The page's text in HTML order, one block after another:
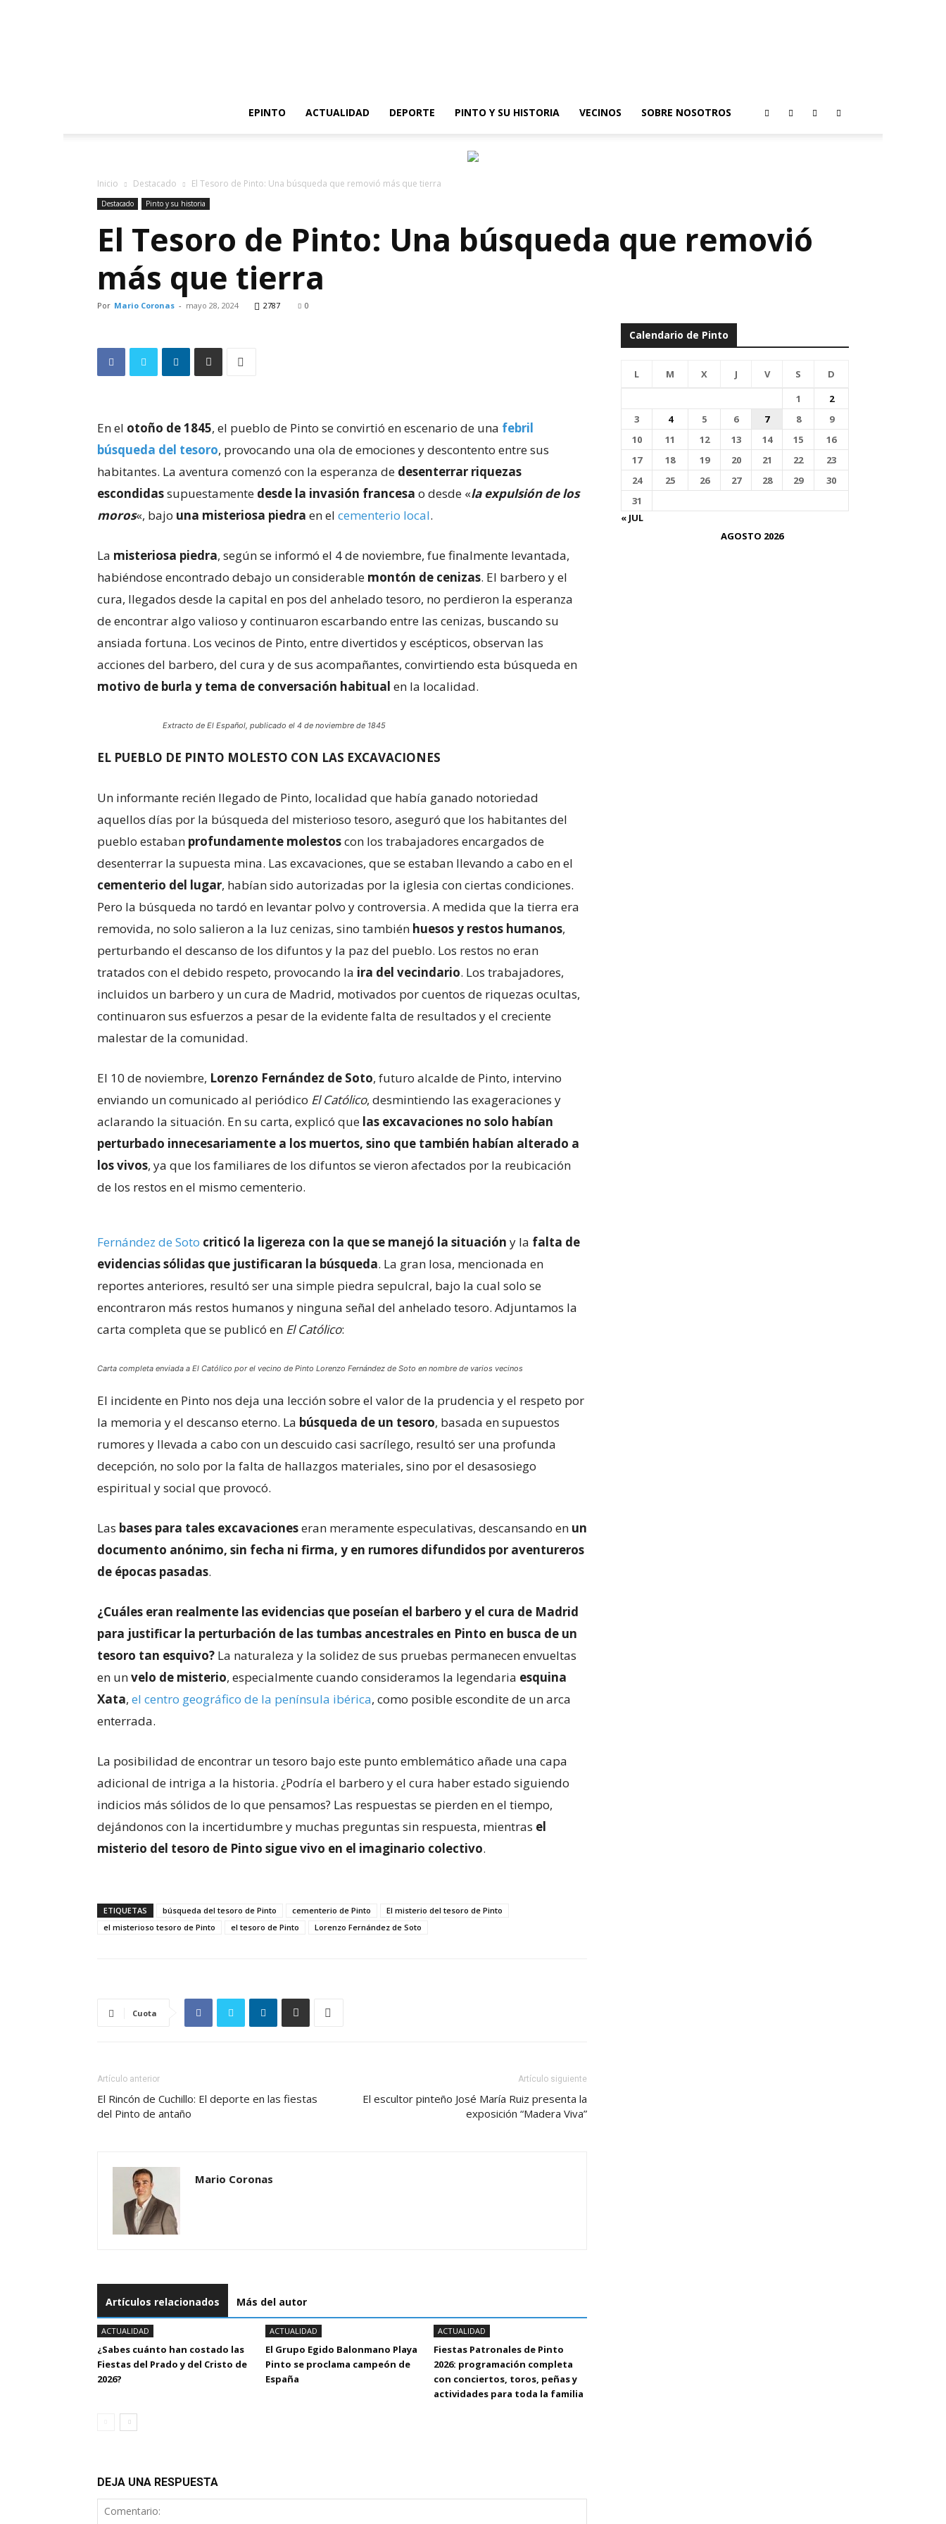
EPINTO
ACTUALIDAD DEPORTE PINTO Y SU HISTORIA VECINOS SOBRE NOSOTROS
Inicio Destacado El Tesoro de Pinto: Una búsqueda que removió más que tierra
Destacado Pinto y su historia
El Tesoro de Pinto: Una búsqueda que removió
más que tierra
Por Mario Coronas - mayo 28, 2024 2787 0
En el otoño de 1845, el pueblo de Pinto se convirtió en escenario de una febril
búsqueda del tesoro, provocando una ola de emociones y descontento entre sus
habitantes. La aventura comenzó con la esperanza de desenterrar riquezas
escondidassupuestamente desde la invasión francesa o desde «la expulsión de los
moros«, bajo una misteriosa piedra en el cementerio local.
La misteriosa piedra, según se informó el 4 de noviembre, fue finalmente levantada,
habiéndose encontrado debajo un considerable montón de cenizas. El barbero y el
cura, llegados desde la capital en pos del anhelado tesoro, no perdieron la esperanza
de encontrar algo valioso y continuaron escarbando entre las cenizas, buscando su
ansiada fortuna. Los vecinos de Pinto, entre divertidos y escépticos, observan las
acciones del barbero, del cura y de sus acompañantes, convirtiendo esta búsqueda en
motivo de burla y tema de conversación habitual en la localidad.
Extracto de El Español, publicado el 4 de noviembre de 1845
EL PUEBLO DE PINTO MOLESTO CON LAS EXCAVACIONES
Un informante recién llegado de Pinto, localidad que había ganado notoriedad
aquellos días por la búsqueda del misterioso tesoro, aseguró que los habitantes del
pueblo estaban profundamente molestoscon los trabajadores encargados de
desenterrar la supuesta mina. Las excavaciones, que se estaban llevando a cabo en el
cementerio del lugar, habían sido autorizadas por la iglesia con ciertas condiciones.
Pero la búsqueda no tardó en levantar polvo y controversia. A medida que la tierra era
removida, no solo salieron a la luz cenizas, sino también huesos y restos humanos,
perturbando el descanso de los difuntos y la paz del pueblo. Los restos no eran
tratados con el debido respeto, provocando la ira del vecindario. Los trabajadores,
incluidos un barbero y un cura de Madrid, motivados por cuentos de riquezas ocultas,
continuaron sus esfuerzos a pesar de la evidente falta de resultados y el creciente
malestar de la comunidad.
El 10 de noviembre, Lorenzo Fernández de Soto, futuro alcalde de Pinto, intervino
enviando un comunicado al periódico El Católico, desmintiendo las exageraciones y
aclarando la situación. En su carta, explicó que las excavaciones no solo habían
perturbado innecesariamente a los muertos, sino que también habían alterado a
los vivos, ya que los familiares de los difuntos se vieron afectados por la reubicación
de los restos en el mismo cementerio.
Fernández de Soto criticó la ligereza con la que se manejó la situación y la falta de
evidencias sólidas que justificaran la búsqueda. La gran losa, mencionada en
reportes anteriores, resultó ser una simple piedra sepulcral, bajo la cual solo se
encontraron más restos humanos y ninguna señal del anhelado tesoro. Adjuntamos la
carta completa que se publicó en El Católico:
Carta completa enviada a El Católico por el vecino de Pinto Lorenzo Fernández de Soto en nombre de varios vecinos
El incidente en Pinto nos deja una lección sobre el valor de la prudencia y el respeto por
la memoria y el descanso eterno. La búsqueda de un tesoro, basada en supuestos
rumores y llevada a cabo con un descuido casi sacrílego, resultó ser una profunda
decepción, no solo por la falta de hallazgos materiales, sino por el desasosiego
espiritual y social que provocó.
Las bases para tales excavacioneseran meramente especulativas, descansando en un
documento anónimo, sin fecha ni firma, y en rumores difundidos por aventureros
de épocas pasadas.
¿Cuáles eran realmente las evidencias que poseían el barbero y el cura de Madrid
para justificar la perturbación de las tumbas ancestrales en Pinto en busca de un
tesoro tan esquivo? La naturaleza y la solidez de sus pruebas permanecen envueltas
en unvelo de misterio, especialmente cuando consideramos la legendaria esquina
Xata, el centro geográfico de la península ibérica, como posible escondite de un arca
enterrada.
La posibilidad de encontrar un tesoro bajo este punto emblemático añade una capa
adicional de intriga a la historia. ¿Podría el barbero y el cura haber estado siguiendo
indicios más sólidos de lo que pensamos? Las respuestas se pierden en el tiempo,
dejándonos con la incertidumbre y muchas preguntas sin respuesta, mientras el
misterio del tesoro de Pinto sigue vivo en el imaginario colectivo.
ETIQUETAS búsqueda del tesoro de Pinto cementerio de Pinto
El misterio del tesoro de Pinto
el misterioso tesoro de Pinto
el tesoro de Pinto Lorenzo Fernández de Soto
Cuota
Artículo anterior
El Rincón de Cuchillo: El deporte en las fiestas
del Pinto de antaño
Artículo siguiente
El escultor pinteño José María Ruiz presenta la
exposición “Madera Viva”
Mario Coronas
Artículos relacionados Más del autor
ACTUALIDAD
¿Sabes cuánto han costado las
Fiestas del Prado y del Cristo de
2026?
ACTUALIDAD
El Grupo Egido Balonmano Playa
Pinto se proclama campeón de
España
ACTUALIDAD
Fiestas Patronales de Pinto
2026: programación completa
con conciertos, toros, peñas y
actividades para toda la familia
DEJA UNA RESPUESTA
Calendario de Pinto
AGOSTO 2026
L M X J V S
D
1
2
3
4 5 6 7 8
9
10
11 12 13 14 15
16
17
18 19 20 21 22
23
24
25 26 27 28 29
30
31
« JUL